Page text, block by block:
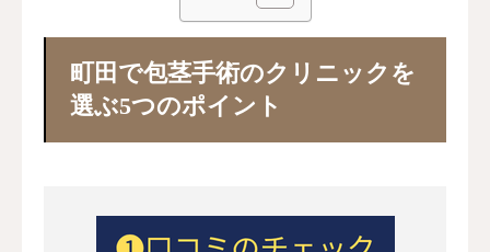
当記事の運営目的
医学的根拠に基づいた透明性の高いコン
読者の包茎知識向上と医療機関選択のサ
町田で包茎手術のクリニックを
選ぶ5つのポイント